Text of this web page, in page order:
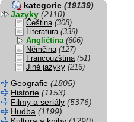
kategorie (19139)
Jazyky (2110)
Čeština (308)
Literatura (339)
Angličtina (606)
Němčina (127)
Francouzština (51)
Jiné jazyky (216)
Geografie (1805)
Historie (1153)
Filmy a seriály (5376)
Hudba (1199)